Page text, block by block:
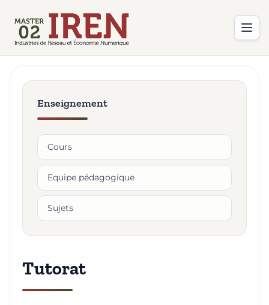
Enseignement
Cours
Equipe pédagogique
Sujets
Tutorat